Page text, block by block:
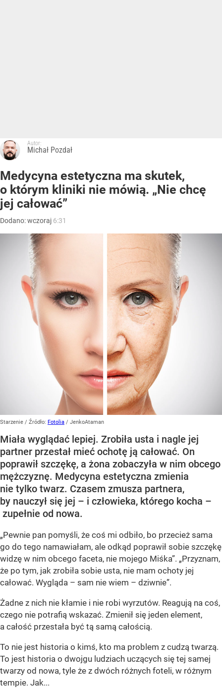
Autor:
Michał Pozdał
Medycyna estetyczna ma skutek,
o którym kliniki nie mówią. „Nie chcę
jej całować”
Dodano:wczoraj 6:31
Starzenie / Źródło: Fotolia / JenkoAtaman
Miała wyglądać lepiej. Zrobiła usta i nagle jej
partner przestał mieć ochotę ją całować. On
poprawił szczękę, a żona zobaczyła w nim obcego
mężczyznę. Medycyna estetyczna zmienia
nie tylko twarz. Czasem zmusza partnera,
by nauczył się jej – i człowieka, którego kocha –
zupełnie od nowa.
„Pewnie pan pomyśli, że coś mi odbiło, bo przecież sama
go do tego namawiałam, ale odkąd poprawił sobie szczękę
widzę w nim obcego faceta, nie mojego Miśka”. „Przyznam,
że po tym, jak zrobiła sobie usta, nie mam ochoty jej
całować. Wygląda – sam nie wiem – dziwnie”.
Żadne z nich nie kłamie i nie robi wyrzutów. Reagują na coś,
czego nie potrafią wskazać. Zmienił się jeden element,
a całość przestała być tą samą całością.
To nie jest historia o kimś, kto ma problem z cudzą twarzą.
To jest historia o dwojgu ludziach uczących się tej samej
twarzy od nowa, tyle że z dwóch różnych foteli, w różnym
tempie. Jak...